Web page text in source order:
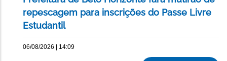
repescagem para inscrições do Passe Livre
Estudantil
06/08/2026 | 14:09